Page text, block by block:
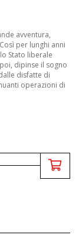
avventura,
per lunghi anni
Stato liberale
dipinse il sogno
disfatte di
operazioni di